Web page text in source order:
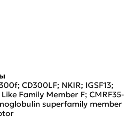
CD300LF; NKIR; IGSF13;
Family Member F; CMRF35-
superfamily member